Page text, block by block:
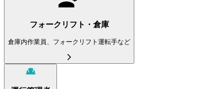
フォークリフト・倉庫
倉庫内作業員、フォークリフト運転手など